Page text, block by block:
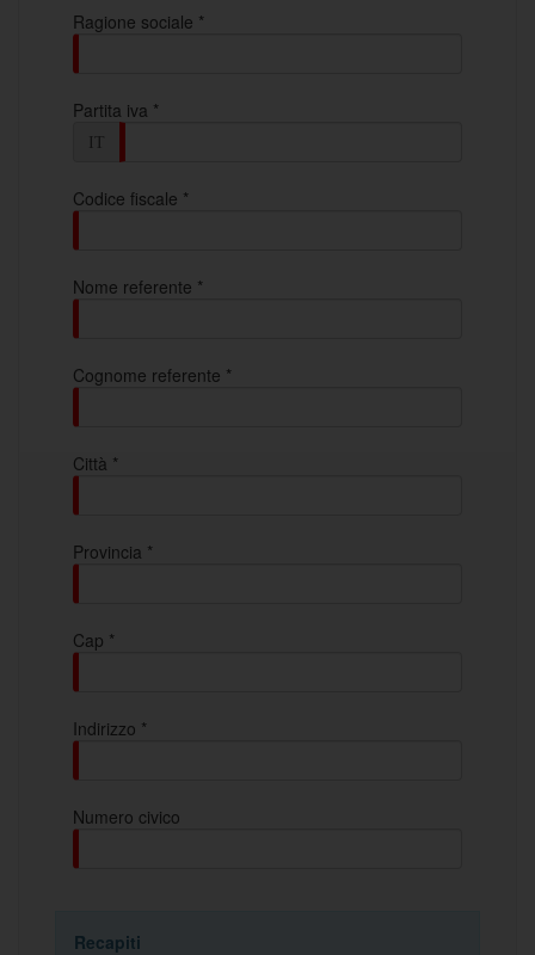
Ragione sociale *
Partita iva *
Codice fiscale *
Nome referente *
Cognome referente *
Città *
Provincia *
Cap *
Indirizzo *
Numero civico
Recapiti